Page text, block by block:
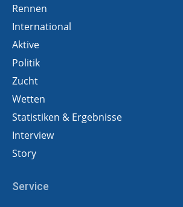
Rennen
International
Aktive
Politik
Zucht
Wetten
Statistiken & Ergebnisse
Interview
Story
Service